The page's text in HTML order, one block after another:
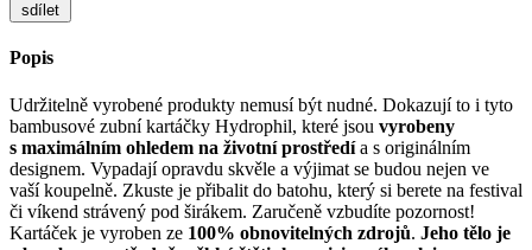
sdílet
Popis
Udržitelně vyrobené produkty nemusí být nudné. Dokazují to i tyto
bambusové zubní kartáčky Hydrophil, které jsou vyrobeny
s maximálním ohledem na životní prostředía s originálním
designem. Vypadají opravdu skvěle a výjimat se budou nejen ve
vaší koupelně. Zkuste je přibalit do batohu, který si berete na festival
či víkend strávený pod širákem. Zaručeně vzbudíte pozornost!
Kartáček je vyroben ze 100% obnovitelných zdrojů. Jeho tělo je